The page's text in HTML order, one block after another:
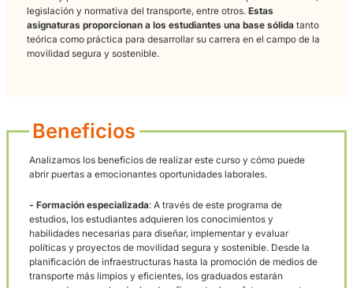
Una amplia formación
especializada
de este curso es su enfoque práctico.
oportunidad de trabajar en proyectos reales
en el manejo de nuevas tecnologías aplicadas a la movilidad
sostenible.
El plan de estudios del Curso de FP Grado Superior de
Segura y Sostenible incluye asignaturas como energías
aplicadas a la movilidad, gestión del tráfico y la seguridad
diseño y planificación de infraestructuras de transporte
legislación y normativa del transporte, entre otros.